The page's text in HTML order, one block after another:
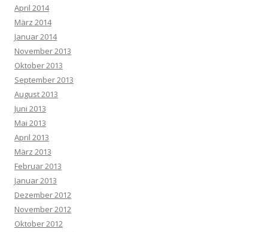
April 2014
März 2014
Januar 2014
November 2013
Oktober 2013
September 2013
August 2013
Juni 2013
Mai 2013
April 2013
März 2013
Februar 2013
Januar 2013
Dezember 2012
November 2012
Oktober 2012